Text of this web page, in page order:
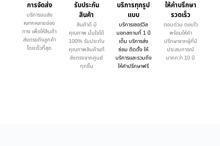
การจัดส่ง
บริการขนส่ง
หลากหลายช่อง
ทาง เพื่อให้สินค้า
ส่งตรงถึงลูกค้า
โดยเร็วที่สุด
รับประกัน
สินค้า
สินค้าดี มี
คุณภาพ มั่นใจได้
100% รับประกัน
คุณภาพสินค้าแท้
ส่งตรงจากศูนย์
ทุกชิ้น
บริการทุกรูป
แบบ
บริการเซอร์วิส
นอกสถานที่ 1 ปี
เต็ม บริการส่ง
ซ่อม ติดตั้ง ให้
บริการและรวมถึง
ให้คำปรึกษาฟรี
ให้คำบรึกษา
รวดเร็ว
ตอบด่วน ตอบไว
พร้อมให้คำ
ปรึกษาจากผู้ที่มี
ประสบการณ์
มากกว่า 10 ปี